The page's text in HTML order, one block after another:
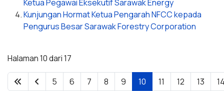
Ketua Pegawai Eksekutif Sarawak Energy
Kunjungan Hormat Ketua Pengarah NFCC kepada
Pengurus Besar Sarawak Forestry Corporation
Halaman 10 dari 17
5 6 7 8 9 10 11 12 13